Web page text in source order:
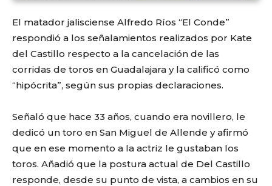
El matador jalisciense Alfredo Ríos “El Conde”
respondió a los señalamientos realizados por Kate
del Castillo respecto a la cancelación de las
corridas de toros en Guadalajara y la calificó como
“hipócrita”, según sus propias declaraciones.
Señaló que hace 33 años, cuando era novillero, le
dedicó un toro en San Miguel de Allende y afirmó
que en ese momento a la actriz le gustaban los
toros. Añadió que la postura actual de Del Castillo
responde, desde su punto de vista, a cambios en su